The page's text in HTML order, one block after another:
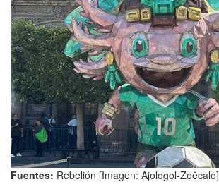
Fuentes: Rebelión [Imagen: Ajologol-Zoěcalo]